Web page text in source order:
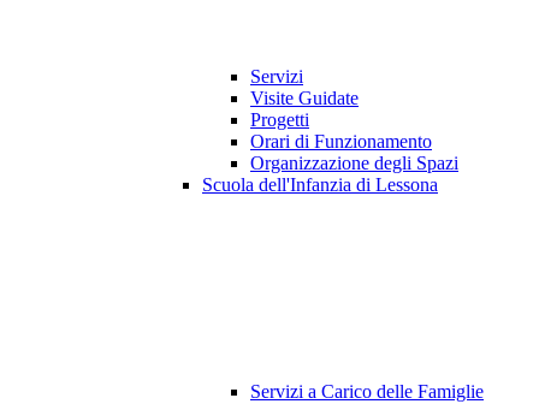
Servizi
Visite Guidate
Progetti
Orari di Funzionamento
Organizzazione degli Spazi
Scuola dell'Infanzia di Lessona
Servizi a Carico delle Famiglie